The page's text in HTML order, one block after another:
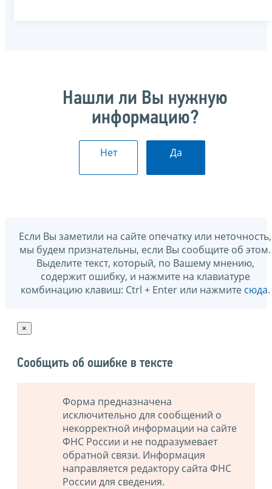
Нашли ли Вы нужную
информацию?
Нет Да
Если Вы заметили на сайте опечатку или неточность,
мы будем признательны, если Вы сообщите об этом.
Выделите текст, который, по Вашему мнению,
содержит ошибку, и нажмите на клавиатуре
комбинацию клавиш: Ctrl + Enter или нажмите сюда.
×
Сообщить об ошибке в тексте
Форма предназначена
исключительно для сообщений о
некорректной информации на сайте
ФНС России и не подразумевает
обратной связи. Информация
направляется редактору сайта ФНС
России для сведения.